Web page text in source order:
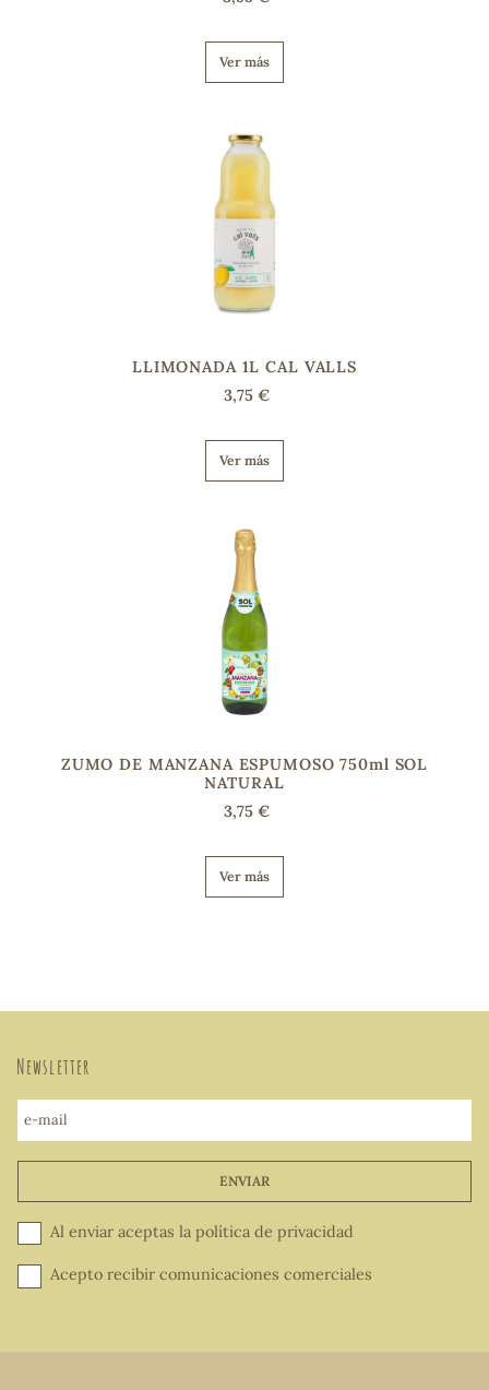
Ver más
LLIMONADA 1L CAL VALLS
3,75 €
Ver más
ZUMO DE MANZANA ESPUMOSO 750ml SOL
NATURAL
3,75 €
Ver más
Newsletter
e-mail
ENVIAR
Al enviar aceptas la política de privacidad
Acepto recibir comunicaciones comerciales